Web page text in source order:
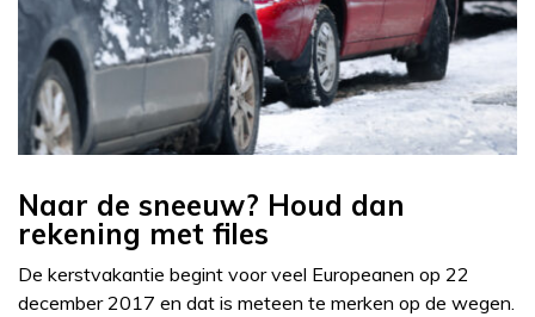
Naar de sneeuw? Houd dan
rekening met files
De kerstvakantie begint voor veel Europeanen op 22
december 2017 en dat is meteen te merken op de wegen.